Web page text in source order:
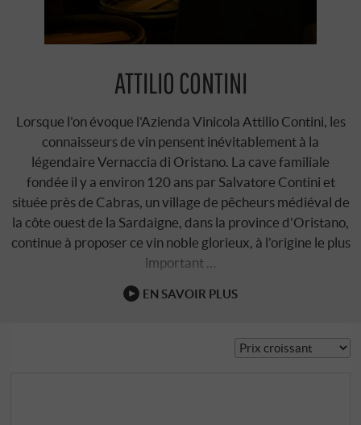
ATTILIO CONTINI
Lorsque l'on évoque l'Azienda Vinicola Attilio Contini, les
connaisseurs de vin pensent inévitablement à la
légendaire Vernaccia di Oristano. La cave familiale
fondée il y a environ 120 ans par Salvatore Contini et
située près de Cabras, un village de pêcheurs médiéval de
la côte ouest de la Sardaigne, dans la province d'Oristano,
continue à proposer ce vin noble glorieux, à l'origine le plus
important …
EN SAVOIR PLUS